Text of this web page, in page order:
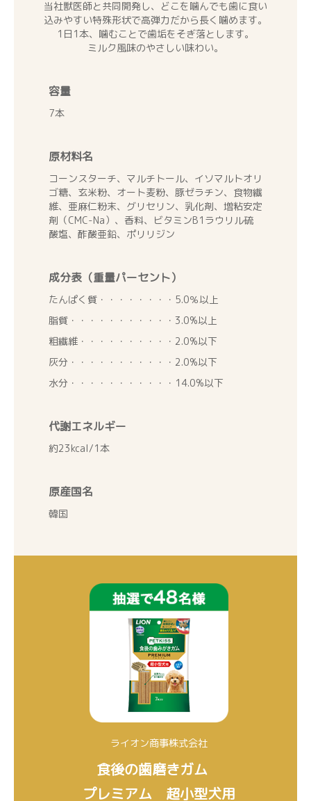
当社獣医師と共同開発し、どこを噛んでも歯に食い
込みやすい特殊形状で高弾力だから長く噛めます。
1日1本、噛むことで歯垢をそぎ落とします。
ミルク風味のやさしい味わい。
容量
7本
原材料名
コーンスターチ、マルチトール、イソマルトオリ
ゴ糖、玄米粉、オート麦粉、豚ゼラチン、食物繊
維、亜麻仁粉末、グリセリン、乳化剤、増粘安定
剤（CMC-Na）、香料、ビタミンB1ラウリル硫
酸塩、酢酸亜鉛、ポリリジン
成分表（重量パーセント）
たんぱく質・・・・・・・・5.0％以上
脂質・・・・・・・・・・・3.0%以上
粗繊維・・・・・・・・・・2.0%以下
灰分・・・・・・・・・・・2.0%以下
水分・・・・・・・・・・・14.0%以下
代謝エネルギー
約23kcal/1本
原産国名
韓国
ライオン商事株式会社
食後の歯磨きガム
プレミアム 超小型犬用